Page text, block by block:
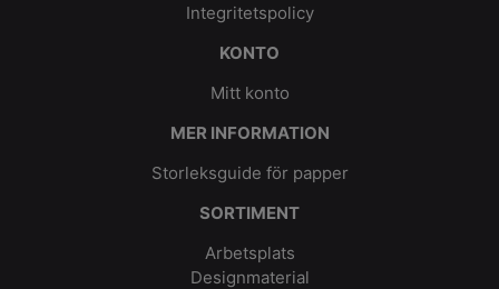
Integritetspolicy
KONTO
Mitt konto
MER INFORMATION
Storleksguide för papper
SORTIMENT
Arbetsplats
Designmaterial